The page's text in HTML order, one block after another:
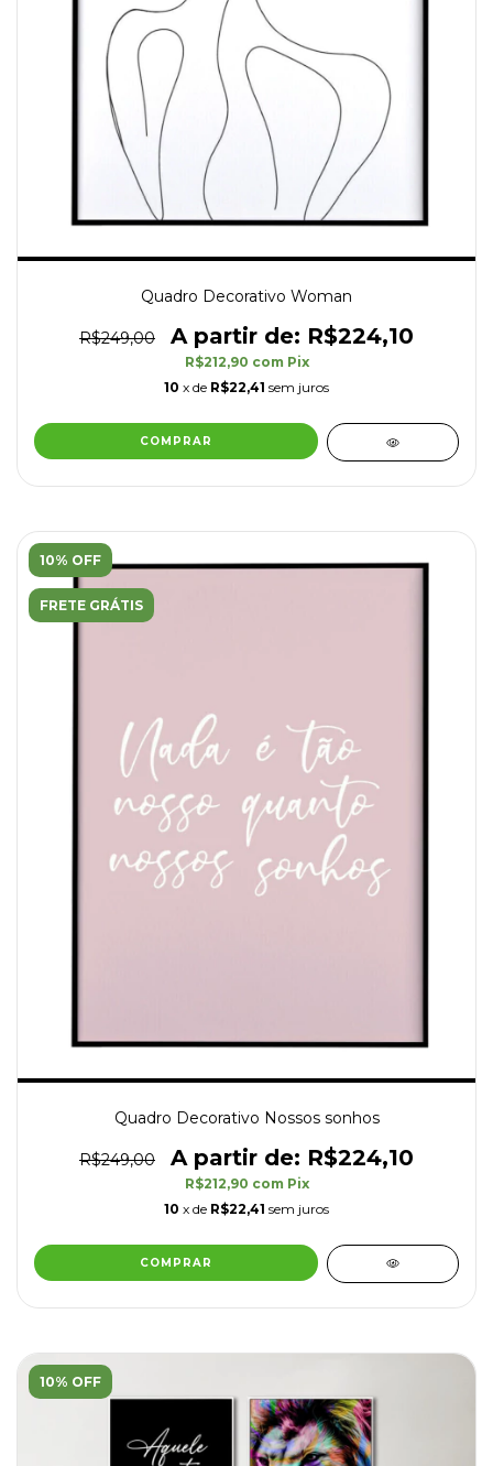
Quadro Decorativo Woman
R$249,00 R$224,10
R$212,90 com Pix
10 x de R$22,41 sem juros
COMPRAR
10% OFF
FRETE GRÁTIS
Quadro Decorativo Nossos sonhos
R$249,00 R$224,10
R$212,90 com Pix
10 x de R$22,41 sem juros
COMPRAR
10% OFF